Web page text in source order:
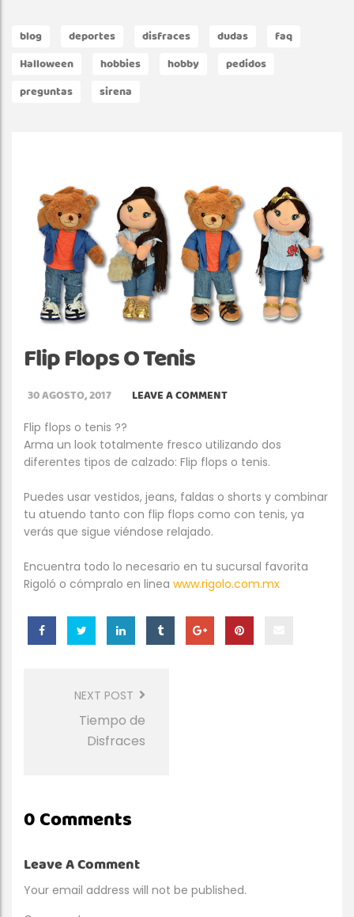
blog deportes disfraces dudas
faq
Halloween
hobbies hobby
pedidos
preguntas
sirena
Flip Flops O Tenis
30 AGOSTO, 2017 LEAVE A COMMENT
Flip flops o tenis ??
Arma un look totalmente fresco utilizando dos
diferentes tipos de calzado: Flip flops o tenis.
Puedes usar vestidos, jeans, faldas o shorts y combinar
tu atuendo tanto con flip flops como con tenis, ya
verás que sigue viéndose relajado.
Encuentra todo lo necesario en tu sucursal favorita
Rigoló o cómpralo en linea www.rigolo.com.mx
Navigation
NEXT POST
Tiempo de
Disfraces
0 Comments
Leave A Comment
Your email address will not be published.